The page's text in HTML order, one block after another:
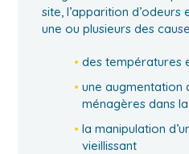
site, l’apparition
une ou plusieurs des
des températures
une augmentation
ménagères dans
la manipulation
vieillissant